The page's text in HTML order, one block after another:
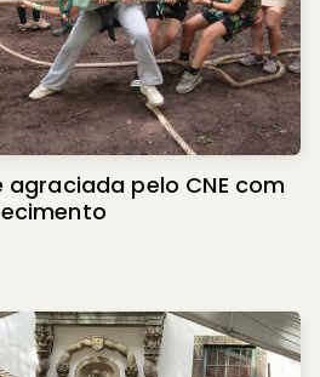
pelo CNE com